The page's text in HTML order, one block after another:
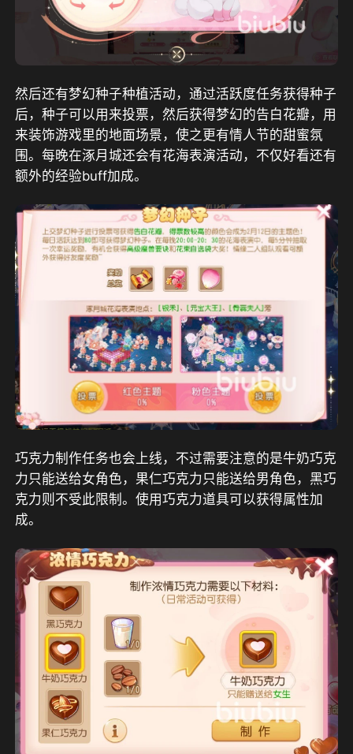
然后还有梦幻种子种植活动，通过活跃度任务获得种子
后，种子可以用来投票，然后获得梦幻的告白花瓣，用
来装饰游戏里的地面场景，使之更有情人节的甜蜜氛
围。每晚在涿月城还会有花海表演活动，不仅好看还有
额外的经验buff加成。
巧克力制作任务也会上线，不过需要注意的是牛奶巧克
力只能送给女角色，果仁巧克力只能送给男角色，黑巧
克力则不受此限制。使用巧克力道具可以获得属性加
成。